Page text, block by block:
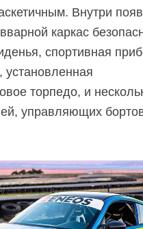
Внутри
каркас
спортивная
установленная
торпедо, и
управляющих